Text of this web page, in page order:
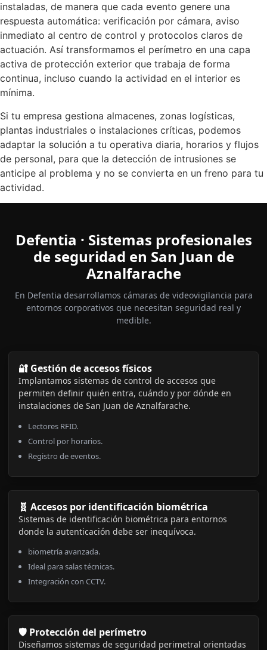
instaladas, de manera que cada evento genere una
respuesta automática: verificación por cámara, aviso
inmediato al centro de control y protocolos claros de
actuación. Así transformamos el perímetro en una capa
activa de protección exterior que trabaja de forma
continua, incluso cuando la actividad en el interior es
mínima.
Si tu empresa gestiona almacenes, zonas logísticas,
plantas industriales o instalaciones críticas, podemos
adaptar la solución a tu operativa diaria, horarios y flujos
de personal, para que la detección de intrusiones se
anticipe al problema y no se convierta en un freno para tu
actividad.
Defentia · Sistemas profesionales
de seguridad en San Juan de
Aznalfarache
En Defentia desarrollamos cámaras de videovigilancia para
entornos corporativos que necesitan seguridad real y
medible.
🔐 Gestión de accesos físicos
Implantamos sistemas de control de accesos que
permiten definir quién entra, cuándo y por dónde en
instalaciones de San Juan de Aznalfarache.
Lectores RFID.
Control por horarios.
Registro de eventos.
🧬 Accesos por identificación biométrica
Sistemas de identificación biométrica para entornos
donde la autenticación debe ser inequívoca.
biometría avanzada.
Ideal para salas técnicas.
Integración con CCTV.
🛡️ Protección del perímetro
Diseñamos sistemas de seguridad perimetral orientadas